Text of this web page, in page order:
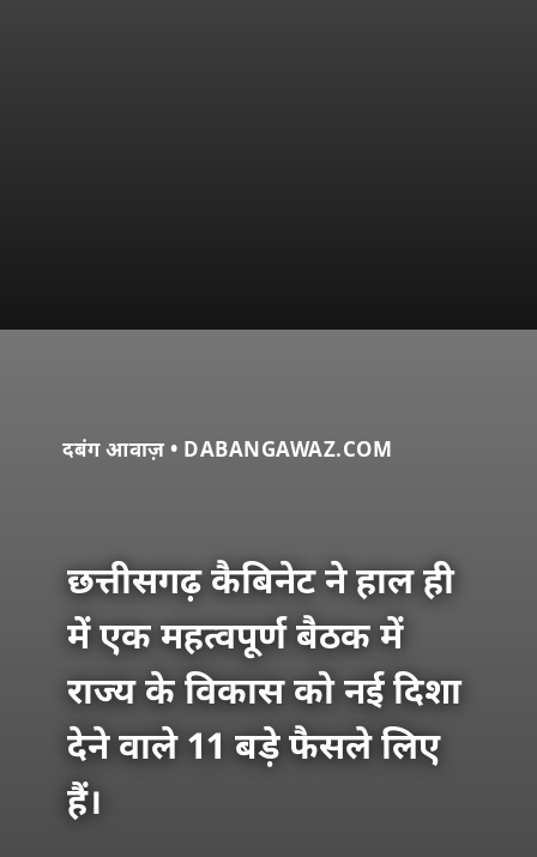
दबंग आवाज़ • DABANGAWAZ.COM
छत्तीसगढ़ कैबिनेट ने हाल ही
में एक महत्वपूर्ण बैठक में
राज्य के विकास को नई दिशा
देने वाले 11 बड़े फैसले लिए
हैं।